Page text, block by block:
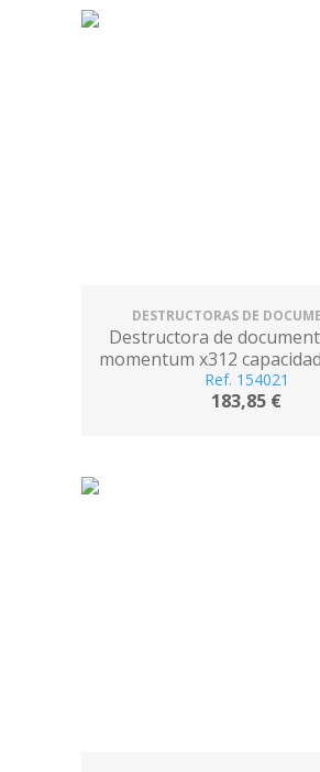
DESTRUCTORAS DE
Destructora de
momentum x312
12 hojas destruye grapas
papelera 23 l
Ref. 154021
183,85 €